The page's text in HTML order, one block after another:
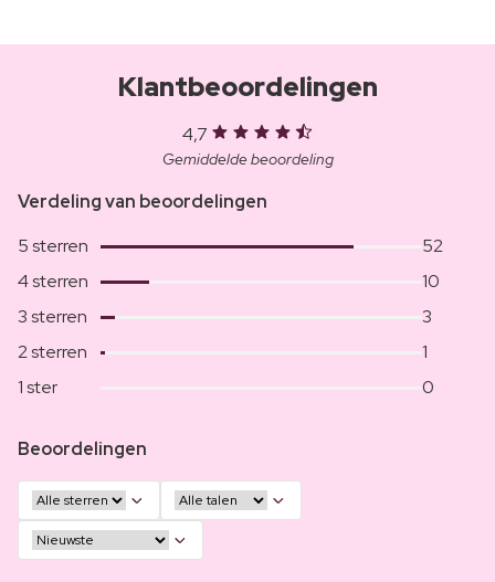
Klantbeoordelingen
4,7
Gemiddelde beoordeling
Verdeling van beoordelingen
5 sterren
52
4 sterren
10
3 sterren
3
2 sterren
1
1 ster
0
Beoordelingen